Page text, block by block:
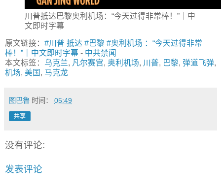
川普抵达巴黎奥利机场：“今天过得非常棒！”｜中
文即时字幕
原文链接： #川普 抵达 #巴黎 #奥利机场 ：“今天过得非常
棒！”｜中文即时字幕 - 中共禁闻
本文标签： 乌克兰, 凡尔赛宫, 奥利机场, 川普, 巴黎, 弹道飞弹,
机场, 美国 , 马克龙
图巴鲁 时间： 05:49
共享
没有评论:
发表评论